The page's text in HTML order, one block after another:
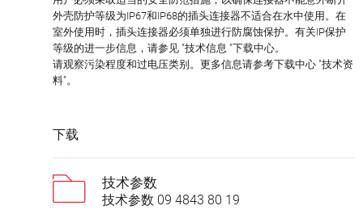
外壳防护等级为IP67和IP68的插头连接器不适合在水中使用。在
室外使用时，插头连接器必须单独进行防腐蚀保护。有关IP保护
等级的进一步信息，请参见 "技术信息 "下载中心。
请观察污染程度和过电压类别。更多信息请参考下载中心 "技术资
料"。
下载
技术参数
技术参数 09 4843 80 19